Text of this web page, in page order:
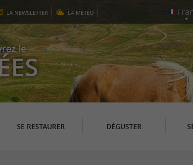
LA NEWSLETTER LA MÉTÉO
le
SE RESTAURER DÉGUSTER